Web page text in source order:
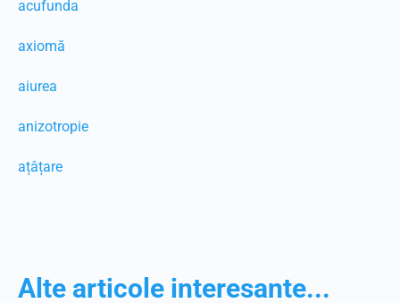
acufunda
axiomă
aiurea
anizotropie
ațâțare
Alte articole interesante...